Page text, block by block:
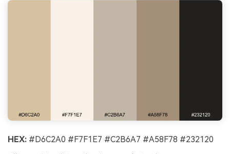
HEX: #D6C2A0 #F7F1E7 #C2B6A7 #A58F78 #232120